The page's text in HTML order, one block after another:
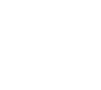
möchten.